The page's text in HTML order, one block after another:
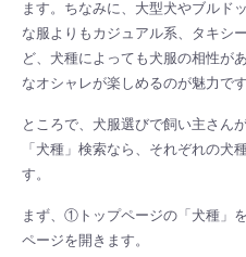
ます。ちなみに、大型犬やブルド
な服よりもカジュアル系、タキシ
ど、犬種によっても犬服の相性が
なオシャレが楽しめるのが魅力です
ところで、犬服選びで飼い主さん
「犬種」検索なら、それぞれの犬
す。
まず、①トップページの「犬種」
ページを開きます。